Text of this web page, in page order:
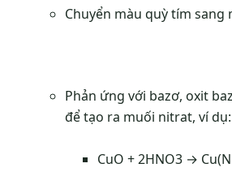
Chuyển màu quỳ tím sang
Phản ứng với bazơ, oxit
để tạo ra muối nitrat, ví dụ:
CuO + 2HNO3 →